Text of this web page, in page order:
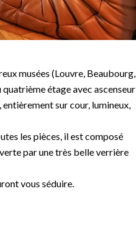
musées (Louvre, Beaubourg,
étage avec ascenseur
sur cour, lumineux,
les pièces, il est composé
par une très belle verrière
vous séduire.